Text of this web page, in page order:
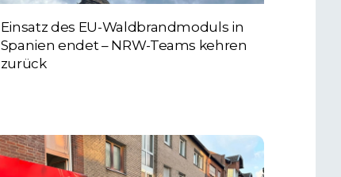
Einsatz des EU-Waldbrandmoduls in
Spanien endet – NRW-Teams kehren
zurück